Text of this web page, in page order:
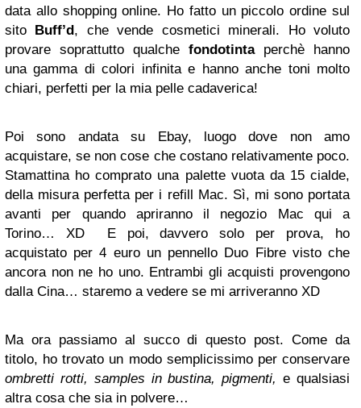
data allo shopping online. Ho fatto un piccolo ordine sul
sito Buff’d, che vende cosmetici minerali. Ho voluto
provare soprattutto qualche fondotintaperchè hanno
una gamma di colori infinita e hanno anche toni molto
chiari, perfetti per la mia pelle cadaverica!
Poi sono andata su Ebay, luogo dove non amo
acquistare, se non cose che costano relativamente poco.
Stamattina ho comprato una palette vuota da 15 cialde,
della misura perfetta per i refill Mac. Sì, mi sono portata
avanti per quando apriranno il negozio Mac qui a
Torino… XD E poi, davvero solo per prova, ho
acquistato per 4 euro un pennello Duo Fibre visto che
ancora non ne ho uno. Entrambi gli acquisti provengono
dalla Cina… staremo a vedere se mi arriveranno XD
Ma ora passiamo al succo di questo post. Come da
titolo, ho trovato un modo semplicissimo per conservare
ombretti rotti, samples in bustina, pigmenti, e qualsiasi
altra cosa che sia in polvere…